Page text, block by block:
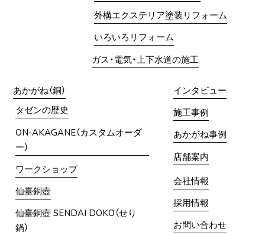
外構エクステリア塗装リフォーム
いろいろリフォーム
ガス・電気・上下水道の施工
あかがね（銅）
タゼンの歴史
ON-AKAGANE（カスタムオーダ
ー）
ワークショップ
仙臺銅壺
仙臺銅壺 SENDAI DOKO（せり
鍋）
インタビュー
施工事例
あかがね事例
店舗案内
会社情報
採用情報
お問い合わせ